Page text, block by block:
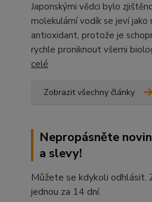
Japonskými vědci bylo
molekulární vodík se jeví jako
antioxidant, protože je
rychle proniknout všemi
celé
Zobrazit všechny články
Nepropásněte
a slevy!
Můžete se kdykoli odhlásit.
jednou za 14 dní.